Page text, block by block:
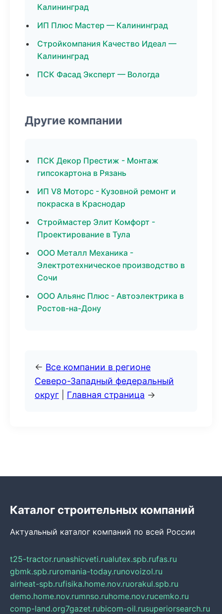
Калининград
ИП Плюс Мастер — Калининград
Стройкомпания Качество Идеал —
Калининград
ПСК Фасад Эксперт — Вологда
Другие компании
ПСК Декор Престиж - Монтаж
гипсокартона в Рязань
ИП V8 Моторс - Кузовной ремонт и
покраска в Краснодар
Строймастер Элит Комфорт -
Проектирование в Тула
ООО Металл Механика -
Электротехническое производство в
Сочи
ООО Альянс Плюс - Автоэлектрика в
Ростов-на-Дону
← Все компании в регионе
Северо-Западный федеральный
округ
Главная страница →
Каталог строительных компаний
Актуальный каталог компаний по всей России
t25-tractor.runashicveti.rualutex.spb.rufas.ru
gbmk.spb.ruromania-today.runovoizol.ru
airheat-spb.rufisika.home.nov.ruorakul.spb.ru
demo.home.nov.rumnso.ruhome.nov.rucemko.ru
comp-land.org7gazet.rubicom-oil.rusuperiorsearch.ru